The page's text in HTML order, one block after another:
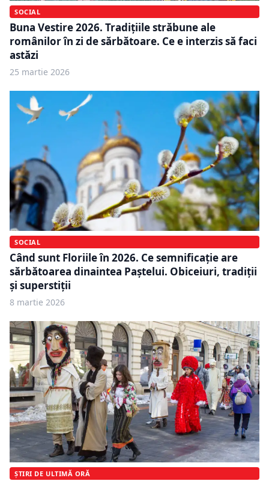
SOCIAL
Buna Vestire 2026. Tradițiile străbune ale
românilor în zi de sărbătoare. Ce e interzis să faci
astăzi
25 martie 2026
SOCIAL
Când sunt Floriile în 2026. Ce semnificație are
sărbătoarea dinaintea Paștelui. Obiceiuri, tradiții
și superstiții
8 martie 2026
ȘTIRI DE ULTIMĂ ORĂ